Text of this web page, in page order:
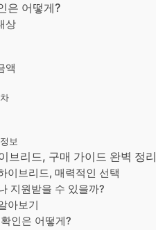
은 어떻게?
상
액
보
브리드, 구매 가이드 완벽 정리
이브리드, 매력적인 선택
지원받을 수 있을까?
아보기
인은 어떻게?